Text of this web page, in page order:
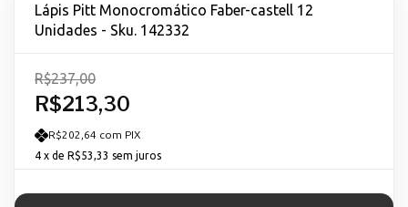
Lápis Pitt Monocromático Faber-castell 12
Unidades - Sku. 142332
R$213,30
R$237,00
R$202,64 com PIX
4 x de R$53,33 sem juros